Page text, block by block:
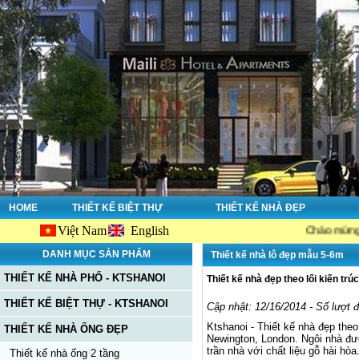
HOME THIẾT KẾ BIỆT THỰ THIẾT KẾ NHÀ ĐẸP
Việt Nam English Chào mừng bạn đến
DANH MỤC SẢN PHẨM
THIẾT KẾ NHÀ PHỐ - KTSHANOI
THIẾT KẾ BIỆT THỰ - KTSHANOI
THIẾT KẾ NHÀ ỐNG ĐẸP
Thiết kế nhà ống 2 tầng
Thiết kế nhà lô đẹp mẫu 5-6m
Thiết kế nhà đẹp theo lối kiến
Cập nhật: 12/16/2014 - Số lượt
Ktshanoi - Thiết kế nhà đẹp
Newington, London. Ngôi nhà
trần nhà với chất liệu gỗ hài hòa.